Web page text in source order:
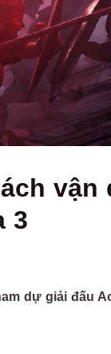
3
dự giải đấu